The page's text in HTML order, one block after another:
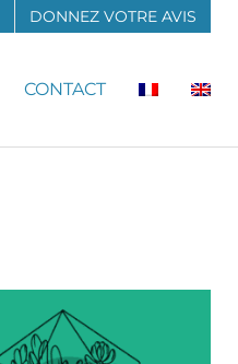
DONNEZ VOTRE AVIS
CONTACT